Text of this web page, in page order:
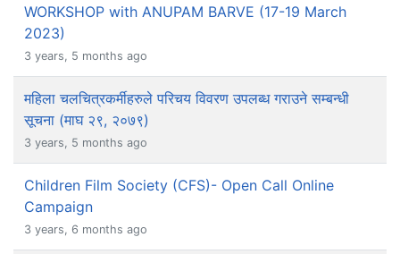
WORKSHOP with ANUPAM BARVE (17-19 March
2023)
3 years, 5 months ago
महिला चलचित्रकर्मीहरुले परिचय विवरण उपलब्ध गराउने सम्बन्धी
सूचना (माघ २९, २०७९)
3 years, 5 months ago
Children Film Society (CFS)- Open Call Online
Campaign
3 years, 6 months ago